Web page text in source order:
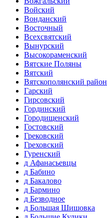
Войский
Вонданский
Восточный
Всехсвятский
Вынурский
Высокораменский
Вятские Поляны
Вятский
Вятскополянский район
Гарский
Гирсовский
Гординский
Городищенский
Гостовский
Грековский
Греховский
Гуренский
д Афанасьевцы
д Бабино
д Бакалово
д Бармино
д Безводное
д Большая Шишовка